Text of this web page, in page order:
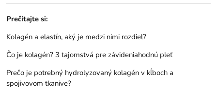
Prečítajte si:
Kolagén a elastín, aký je medzi nimi rozdiel?
Čo je kolagén? 3 tajomstvá pre závideniahodnú pleť
Prečo je potrebný hydrolyzovaný kolagén v kĺboch a
spojivovom tkanive?